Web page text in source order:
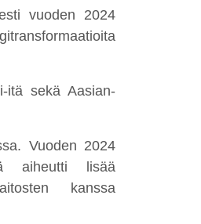
vuoden 2024
itä sekä Aasian-
. Vuoden 2024
aiheutti lisää
kanssa